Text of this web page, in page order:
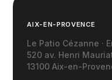
AIX-EN-PROVENCE
Le Patio Cézanne ·
520 av. Henri
13100 Aix-en-